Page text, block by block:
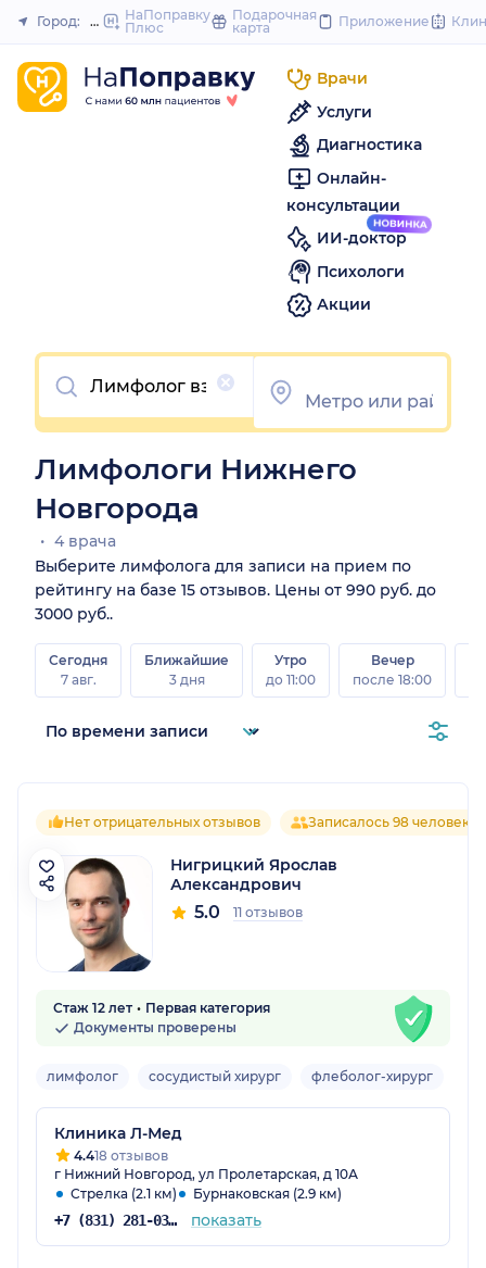
to
Закрыть
Город: Нижний Новгород
НаПоправку
Плюс
Подарочная
карта
Приложение
Врачи
Услуги
Диагностика
Онлайн-
консультации
ИИ-доктор
Психологи
Акции
Очистить
Лимфологи Нижнего
Новгорода
4 врача
Выберите лимфолога для записи на прием по
рейтингу на базе 15 отзывов. Цены от 990 руб. до
3000 руб..
Сегодня
7 авг.
Ближайшие
3 дня
Утро
до 11:00
Вечер
после 18:00
Нет отрицательных отзывов Записалось 98 человек
Нигрицкий Ярослав
Александрович
5.0 11 отзывов
Стаж 12 лет
Первая категория
Документы проверены
лимфолог сосудистый хирург флеболог-хирург
Клиника Л-Мед
4.418 отзывов
г Нижний Новгород, ул Пролетарская, д 10А
Стрелка (2.1 км)
Бурнаковская (2.9 км)
+7 (831) 281-03-03 показать